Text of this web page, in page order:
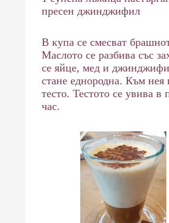
пресен джинджифил
В купа се смесват
Маслото се разбива със
се яйце, мед и
стане еднородна. Към нея
тесто. Тестото се увива
час.